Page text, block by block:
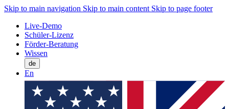
Skip to main navigation Skip to main content Skip to page footer
Live-Demo
Schüler-Lizenz
Förder-Beratung
Wissen
de
En